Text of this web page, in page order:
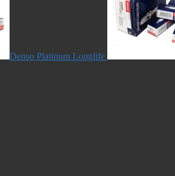
Denso Platinum Longlife